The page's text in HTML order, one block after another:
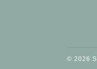
© 2026